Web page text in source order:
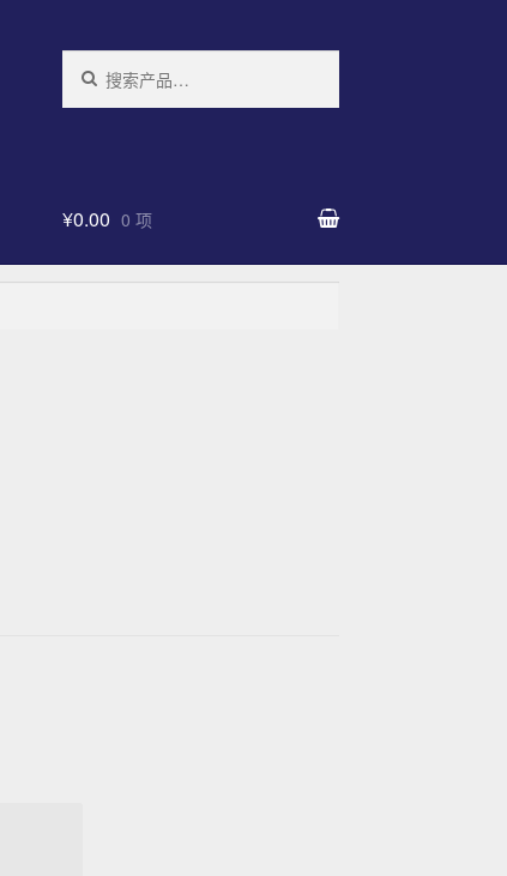
¥0.00 0 项